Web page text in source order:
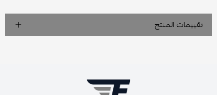
تقييمات المنتج